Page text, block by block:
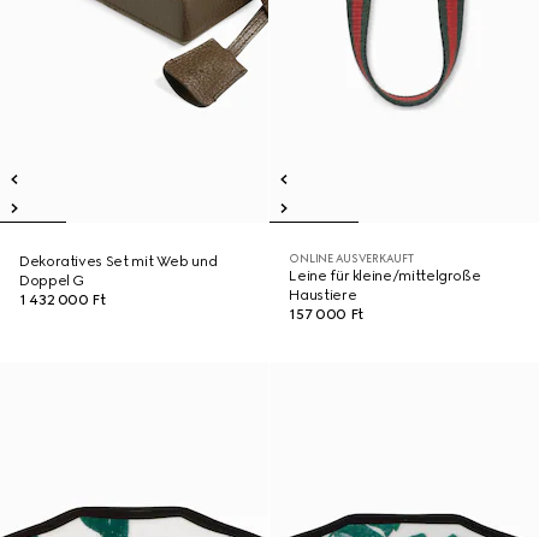
Dekoratives Set mit Web und
Doppel G
1 432 000 Ft
ONLINE AUSVERKAUFT
Leine für kleine/mittelgroße
Haustiere
157 000 Ft